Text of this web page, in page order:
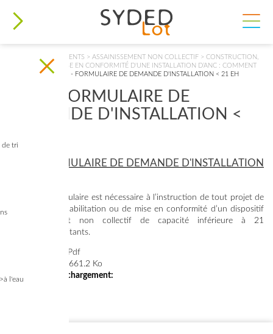
de tri
l'eau
VOUS ÊTES ICI
> DOCUMENTS > ASSAINISSEMENT NON COLLECTIF > CONSTRUCTION,
RÉNOVATION... MISE EN CONFORMITÉ D'UNE INSTALLATION D’ANC : COMMENT
PROCÉDER ?
> ANC - FORMULAIRE DE DEMANDE D'INSTALLATION < 21 EH
ANC - FORMULAIRE DE
DEMANDE D'INSTALLATION <
ANC - FORMULAIRE DE DEMANDE D'INSTALLATION
Le présent formulaire est nécessaire à l’instruction de tout projet de
création, de réhabilitation ou de mise en conformité d’un dispositif
d’assainissement non collectif de capacité inférieure à 21
équivalents habitants.
Pdf
661.2 Ko
Nombre de téléchargement: